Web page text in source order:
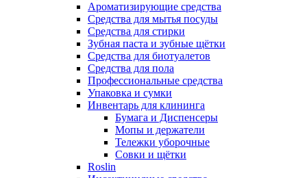
Ароматизирующие средства
Средства для мытья посуды
Средства для стирки
Зубная паста и зубные щётки
Средства для биотуалетов
Средства для пола
Профессиональные средства
Упаковка и сумки
Инвентарь для клининга
Бумага и Диспенсеры
Мопы и держатели
Тележки уборочные
Совки и щётки
Roslin